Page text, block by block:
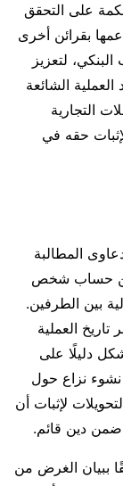
على التحقق
بقرائن أخرى
لتعزيز
العملية الشائعة
التجارية
حقه في
المطالبة
من حساب شخص
بين الطرفين.
العملية
دليلًا على
نشوء نزاع حول
لإثبات أن
ضمن دين قائم.
ببيان الغرض من